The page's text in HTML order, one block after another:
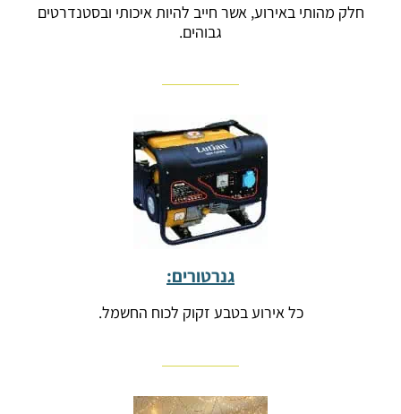
חלק מהותי באירוע, אשר חייב להיות איכותי ובסטנדרטים
גבוהים.
גנרטורים:
כל אירוע בטבע זקוק לכוח החשמל.